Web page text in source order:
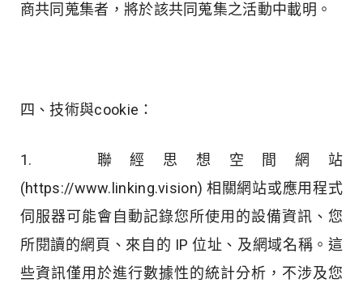
商共同蒐集者，將於該共同蒐集之活動中載明。
四、技術與cookie：
1. 聯經思想空間網站
(https://www.linking.vision) 相關網站或應用程式
伺服器可能會自動記錄您所使用的設備資訊、您
所閱讀的網頁、來自的 IP 位址、及網域名稱。這
些資訊僅用於進行數據性的統計分析，不涉及您